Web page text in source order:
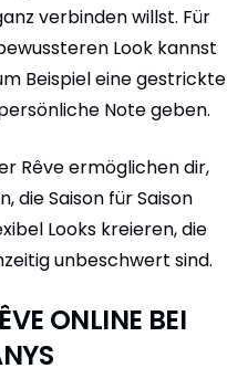
verbinden willst. Für
Look kannst
Beispiel eine gestrickte
Note geben.
Rêve ermöglichen dir,
die Saison für Saison
Looks kreieren, die
unbeschwert sind.
ONLINE BEI